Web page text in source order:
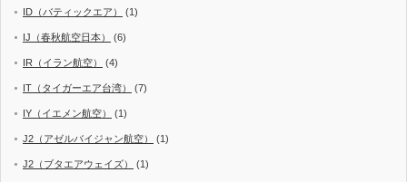
ID（バティックエア） (1)
IJ（春秋航空日本） (6)
IR（イラン航空） (4)
IT（タイガーエア台湾） (7)
IY（イエメン航空） (1)
J2（アゼルバイジャン航空） (1)
J2（ブタエアウェイズ） (1)